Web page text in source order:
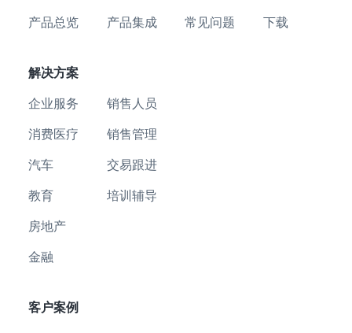
产品总览 产品集成 常见问题 下载
解决方案
企业服务
消费医疗
汽车
教育
房地产
金融
销售人员
销售管理
交易跟进
培训辅导
客户案例